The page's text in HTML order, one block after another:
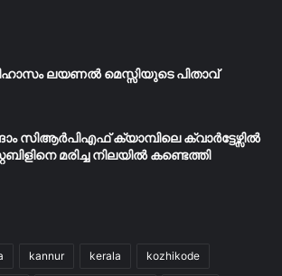
ലയണൽ മെസ്സിയുടെ പിതാവ്
സിആർപിഎഫ് ക്യാമ്പിലെ ക്വാർട്ടേഴ്സിൽ
മരിച്ച നിലയിൽ കണ്ടെത്തി
kannur kerala kozhikode